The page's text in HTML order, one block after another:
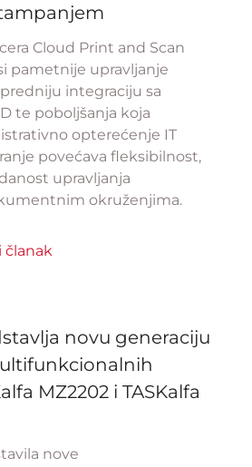
Cloud Print and Scan
pametnije upravljanje
integraciju sa
te poboljšanja koja
opterećenje IT
povećava fleksibilnost,
upravljanja
okruženjima.
članak
novu generaciju
MZ2202 i TASKalfa
nove